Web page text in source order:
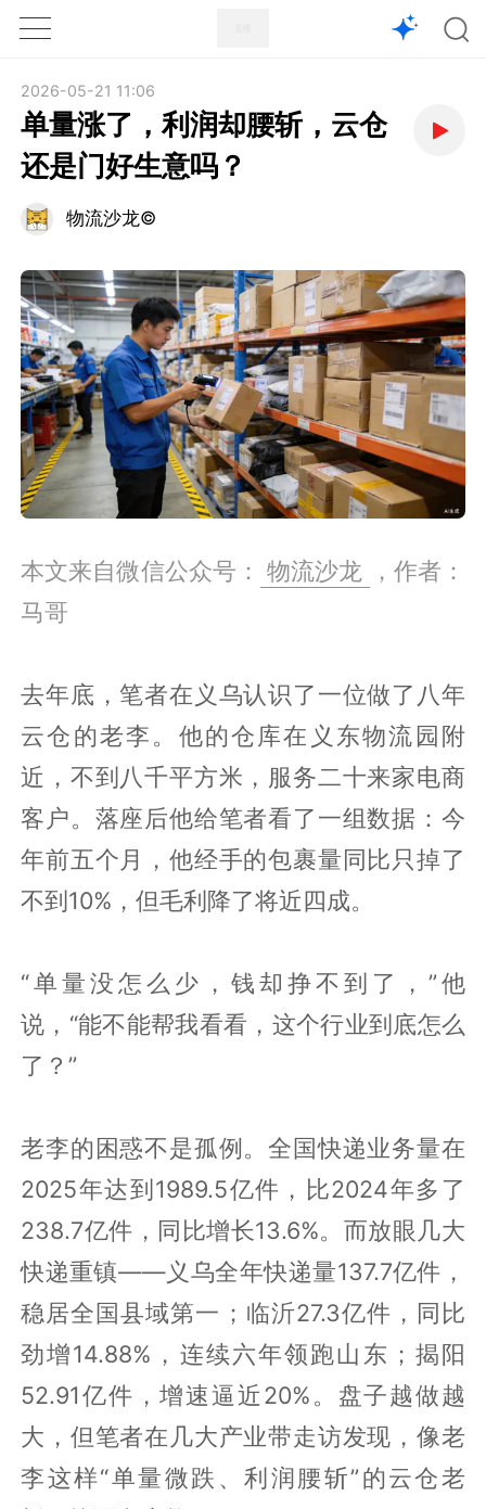
1X
2026-05-21 11:06
单量涨了，利润却腰斩，云仓
还是门好生意吗？
物流沙龙©
本文来自微信公众号： 物流沙龙
，作者：
马哥
去年底，笔者在义乌认识了一位做了八年
云仓的老李。他的仓库在义东物流园附
近，不到八千平方米，服务二十来家电商
客户。落座后他给笔者看了一组数据：今
年前五个月，他经手的包裹量同比只掉了
不到10%，但毛利降了将近四成。
“单量没怎么少，钱却挣不到了，”他
说，“能不能帮我看看，这个行业到底怎么
了？”
老李的困惑不是孤例。全国快递业务量在
2025年达到1989.5亿件，比2024年多了
238.7亿件，同比增长13.6%。而放眼几大
快递重镇——义乌全年快递量137.7亿件，
稳居全国县域第一；临沂27.3亿件，同比
劲增14.88%，连续六年领跑山东；揭阳
52.91亿件，增速逼近20%。盘子越做越
大，但笔者在几大产业带走访发现，像老
李这样“单量微跌、利润腰斩”的云仓老